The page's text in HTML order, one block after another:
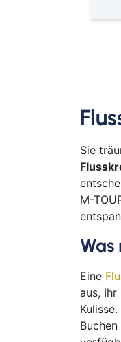
Sie
M-
Eine
aus,